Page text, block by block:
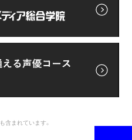
含まれています。